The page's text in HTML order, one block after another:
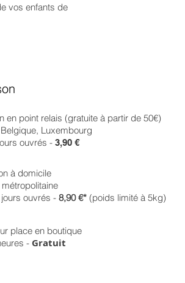
vos enfants de
en point relais (gratuite à partir de 50€)
Luxembourg
ouvrés - 3,90 €
à domicile
métropolitaine
ouvrés - 8,90 €* (poids limité à 5kg)
place en boutique
- Gratuit